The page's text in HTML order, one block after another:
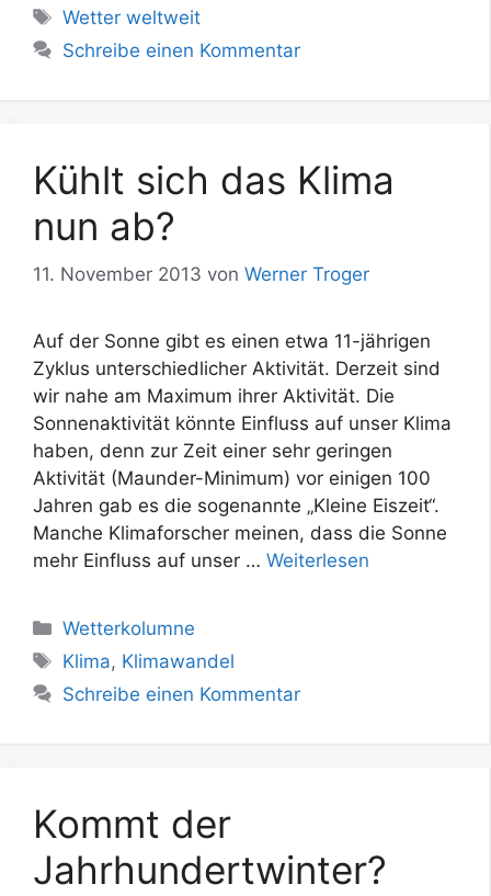
Schlagwörter
Wetter weltweit
Schreibe einen Kommentar
Kühlt sich das Klima
nun ab?
11. November 2013 von Werner Troger
Auf der Sonne gibt es einen etwa 11-jährigen
Zyklus unterschiedlicher Aktivität. Derzeit sind
wir nahe am Maximum ihrer Aktivität. Die
Sonnenaktivität könnte Einfluss auf unser Klima
haben, denn zur Zeit einer sehr geringen
Aktivität (Maunder-Minimum) vor einigen 100
Jahren gab es die sogenannte „Kleine Eiszeit“.
Manche Klimaforscher meinen, dass die Sonne
mehr Einfluss auf unser … Weiterlesen
Kategorien
Wetterkolumne
Schlagwörter
Klima, Klimawandel
Schreibe einen Kommentar
Kommt der
Jahrhundertwinter?